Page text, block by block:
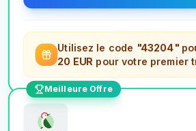
Utilisez le code "43204"
20 EUR pour votre premier
Meilleure Offre